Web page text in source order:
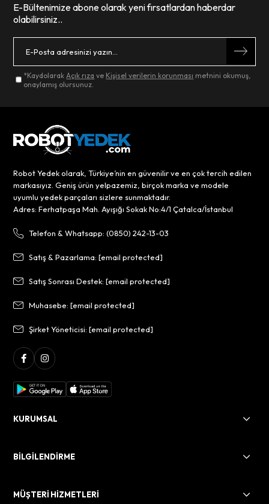
E-Bültenimize abone olarak yeni fırsatlardan haberdar
olabilirsiniz..
*Kaydolarak Açık rıza ve Kişisel verilerin korunması metnini okumuş,
onaylamış olursunuz.
Robot Yedek olarak, Türkiye’nin en güvenilir ve en çok tercih edilen
markasıyız. Geniş ürün yelpazemiz, birçok marka ve modele
uyumlu yedek parçaları sizlere sunmaktadır.
Adres: Ferhatpaşa Mah. Ayışığı Sokak No:4/1 Çatalca/İstanbul
Telefon & Whatsapp: (0850) 242-13-03
Satış & Pazarlama:[email protected]
Satış Sonrası Destek:[email protected]
Muhasebe:[email protected]
Şirket Yöneticisi:[email protected]
KURUMSAL
BİLGİLENDİRME
MÜŞTERİ HİZMETLERİ